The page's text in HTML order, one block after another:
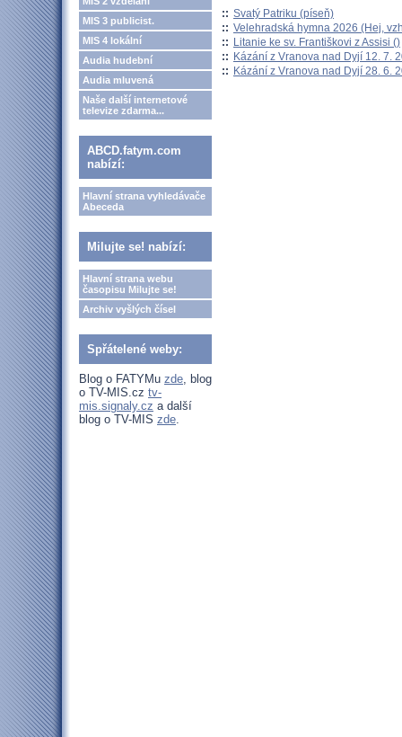
MIS 3 publicist.
MIS 4 lokální
Audia hudební
Audia mluvená
Naše další internetové
televize zdarma...
ABCD.fatym.com
nabízí:
Hlavní strana vyhledávače
Abeceda
Milujte se! nabízí:
Hlavní strana webu
časopisu Milujte se!
Archiv vyšlých čísel
Spřátelené weby:
Blog o FATYMu zde, blog
o TV-MIS.cz tv-
mis.signaly.cz a další
blog o TV-MIS zde.
:: Svatý Patriku (píseň)
:: Velehradská hymna 2026 (Hej,
:: Litanie ke sv. Františkovi z Assisi ()
:: Kázání z Vranova nad Dyjí 12. 7.
:: Kázání z Vranova nad Dyjí 28. 6.